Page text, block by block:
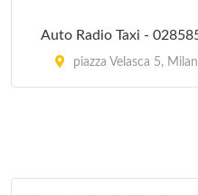
Auto Radio Taxi -
piazza Velasca 5,